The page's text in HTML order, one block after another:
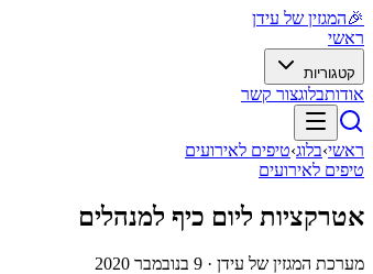
🎉המגזין של עידן
ראשי
קטגוריות
אודותבלוגצור קשר
ראשי›בלוג›טיפים לאירועים
טיפים לאירועים
אטרקציות ליום כיף למנהלים
מערכת המגזין של עידן · 9 בנובמבר 2020